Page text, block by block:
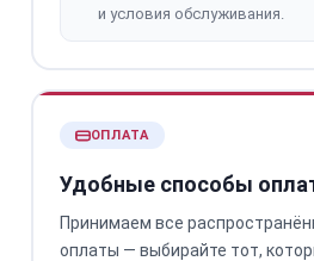
и условия обслуживания.
ОПЛАТА
Удобные способы
Принимаем все
оплаты — выбирайте тот,